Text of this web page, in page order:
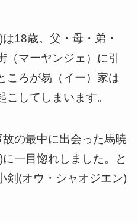
18歳。父・母・弟・
（マーヤンジェ）に引
ころが易（イー）家は
してしまいます。
の最中に出会った馬暁
一目惚れしました。と
剣(オウ・シャオジエン)